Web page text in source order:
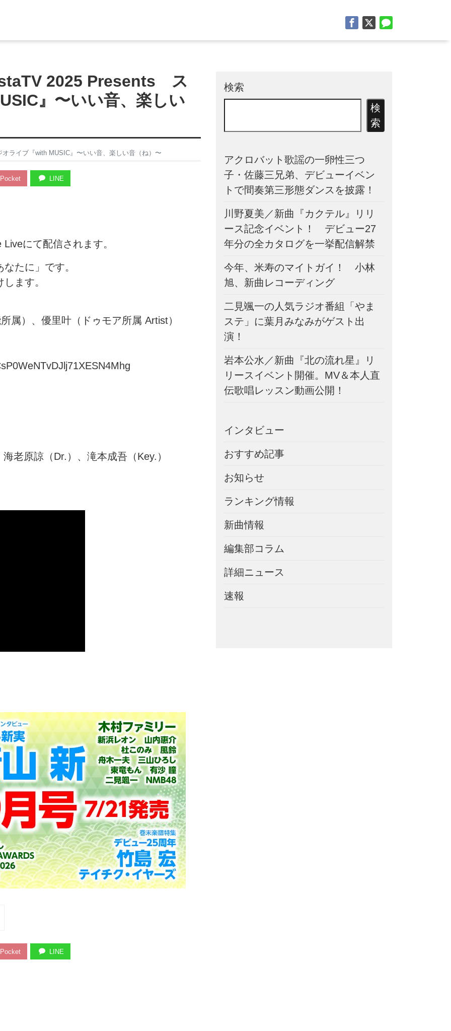
2025 Presents ス
』〜いい音、楽しい
ライブ『with MUSIC』〜いい音、楽しい音（ね）〜
LINE
にて配信されます。
たに」です。
ます。
属）、優里叶（ドゥモア所属 Artist）
原諒（Dr.）、滝本成吾（Key.）
LINE
検索
検
索
アクロバット歌謡の一卵性三つ
子・佐藤三兄弟、デビューイベン
トで間奏第三形態ダンスを披露！
川野夏美／新曲『カクテル』リリ
ース記念イベント！ デビュー27
年分の全カタログを一挙配信解禁
今年、米寿のマイトガイ！ 小林
旭、新曲レコーディング
二見颯一の人気ラジオ番組「やま
ステ」に葉月みなみがゲスト出
演！
岩本公水／新曲『北の流れ星』リ
リースイベント開催。MV＆本人直
伝歌唱レッスン動画公開！
インタビュー
おすすめ記事
お知らせ
ランキング情報
新曲情報
編集部コラム
詳細ニュース
速報